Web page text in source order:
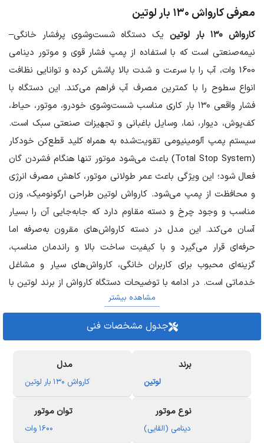
معرفی کارواش ۱۳۰ بار لوتین
کارواش ۱۳۰ بار لوتین
یک دستگاه شست‌وشوی پرفشار خانگی–
نیمه‌صنعتی است که با استفاده از پمپ فشار قوی و موتور دینامی
1600 وات، آب را با سرعت و شدت بالا پاشش کرده و توانایی نظافت
انواع سطوح را با کمترین مصرف آب فراهم می‌کند. این دستگاه با
فشار واقعی ۱۳۰ بار کاری مناسب شست‌وشوی خودرو، موتور، حیاط،
کف‌پوش، دیوار، نما، وسایل باغبانی و تجهیزات صنعتی سبک است.
سیستم پمپ آلومینیومی تقویت‌شده به همراه کلید قطع‌کن خودکار
(Total Stop System) باعث می‌شود موتور تنها هنگام فشردن گان
فعال شود؛ این ویژگی باعث عمر طولانی موتور، کاهش مصرف انرژی
و محافظت از پمپ می‌شود. کارواش لوتین طراحی ارگونومیک، وزن
مناسب و وجود چرخ و دسته مقاوم دارد که جابه‌جایی آن را بسیار
آسان می‌کند. این مدل در دسته کارواش‌های مقرون به‌صرفه اما
حرفه‌ای قرار می‌گیرد و با کیفیت ساخت بالا و راندمان مناسب،
گزینه‌ای محبوب برای کاربران خانگی، کارواش‌های سیار و مشاغل
خدماتی است. در ادامه با توضیحات دستگاه کارواش از برند لوتین با
همراه باشید.
مشخصات فنی کارواش ۱۳۰ بار لوتین
نوع موتور: ادینامی (اینداکشن – کم‌صدا و بادوام)
مشاهده بیشتر
جدول مشخصات فنی
برند
لوتین
مدل
کارواش ۱۳۰ بار لوتین
نوع موتور
دینامی (القایی)
توان موتور
۱6۰۰ وات